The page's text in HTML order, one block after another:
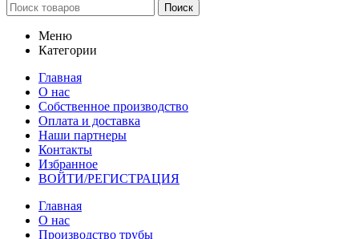
Поиск
Меню
Категории
Главная
О нас
Собственное производство
Оплата и доставка
Наши партнеры
Контакты
Избранное
ВОЙТИ/РЕГИСТРАЦИЯ
Главная
О нас
Производство трубы